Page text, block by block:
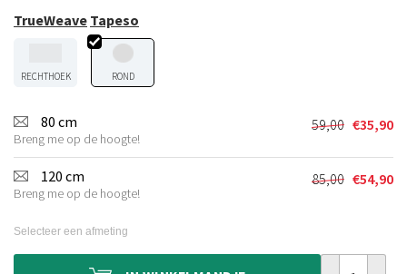
TrueWeave Tapeso
RECHTHOEK ROND
80 cm
Breng me op de hoogte!
59,00
prijs
was:
€59,00.
€35,90
Huidige
prijs
is:
€35,90.
120 cm
Breng me op de hoogte!
85,00 €54,90
Huidige
Selecteer een afmeting